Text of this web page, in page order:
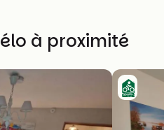
à proximité